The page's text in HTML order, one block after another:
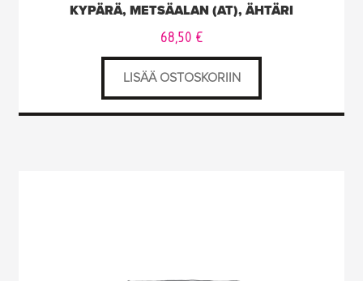
KYPÄRÄ, METSÄALAN (AT), ÄHTÄRI
68,50 €
LISÄÄ OSTOSKORIIN